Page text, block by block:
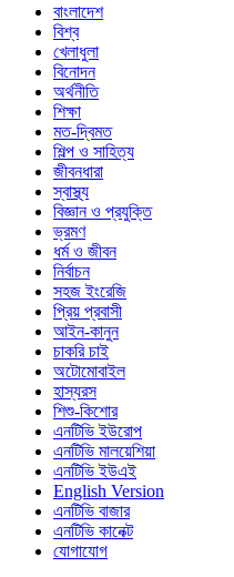
বাংলাদেশ
বিশ্ব
খেলাধুলা
বিনোদন
অর্থনীতি
শিক্ষা
মত-দ্বিমত
শিল্প ও সাহিত্য
জীবনধারা
স্বাস্থ্য
বিজ্ঞান ও প্রযুক্তি
ভ্রমণ
ধর্ম ও জীবন
নির্বাচন
সহজ ইংরেজি
প্রিয় প্রবাসী
আইন-কানুন
চাকরি চাই
অটোমোবাইল
হাস্যরস
শিশু-কিশোর
এনটিভি ইউরোপ
এনটিভি মালয়েশিয়া
এনটিভি ইউএই
English Version
এনটিভি বাজার
এনটিভি কানেক্ট
যোগাযোগ